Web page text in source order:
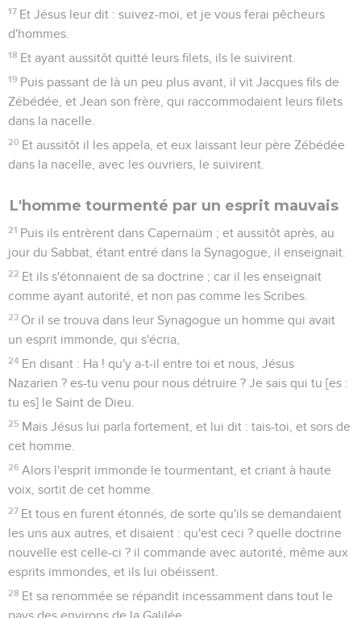
17 Et Jésus leur dit : suivez-moi, et je vous ferai pêcheurs
d'hommes.
18 Et ayant aussitôt quitté leurs filets, ils le suivirent.
19 Puis passant de là un peu plus avant, il vit Jacques fils de
Zébédée, et Jean son frère, qui raccommodaient leurs filets
dans la nacelle.
20 Et aussitôt il les appela, et eux laissant leur père Zébédée
dans la nacelle, avec les ouvriers, le suivirent.
L'homme tourmenté par un esprit mauvais
21 Puis ils entrèrent dans Capernaüm ; et aussitôt après, au
jour du Sabbat, étant entré dans la Synagogue, il enseignait.
22 Et ils s'étonnaient de sa doctrine ; car il les enseignait
comme ayant autorité, et non pas comme les Scribes.
23 Or il se trouva dans leur Synagogue un homme qui avait
un esprit immonde, qui s'écria,
24 En disant : Ha ! qu'y a-t-il entre toi et nous, Jésus
Nazarien ? es-tu venu pour nous détruire ? Je sais qui tu [es :
tu es] le Saint de Dieu.
25 Mais Jésus lui parla fortement, et lui dit : tais-toi, et sors de
cet homme.
26 Alors l'esprit immonde le tourmentant, et criant à haute
voix, sortit de cet homme.
27 Et tous en furent étonnés, de sorte qu'ils se demandaient
les uns aux autres, et disaient : qu'est ceci ? quelle doctrine
nouvelle est celle-ci ? il commande avec autorité, même aux
esprits immondes, et ils lui obéissent.
28 Et sa renommée se répandit incessamment dans tout le
pays des environs de la Galilée.